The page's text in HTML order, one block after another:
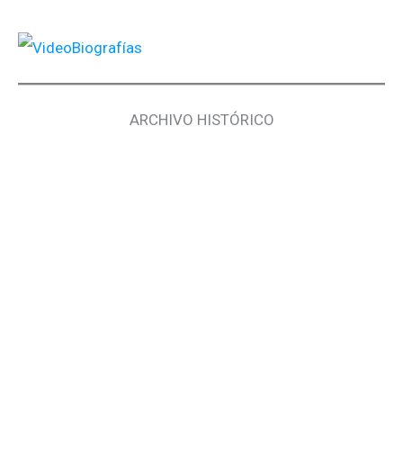
ARCHIVO HISTÓRICO